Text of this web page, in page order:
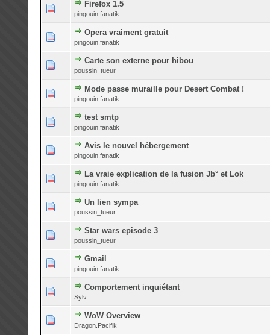
Firefox 1.5
pingouin.fanatik
0 Votes - 0 sur 5 en moyenne
1234 5
Opera vraiment gratuit
pingouin.fanatik
0 Votes - 0 sur 5 en moyenne
12345
Carte son externe pour hibou
poussin_tueur
0 Votes - 0 sur 5 en moyenne
1 23 45
Mode passe muraille pour Desert Combat !
pingouin.fanatik
0 Votes - 0 sur 5 en moyenne
123 45
test smtp
pingouin.fanatik
0 Votes - 0 sur 5 en moyenne
12345
Avis le nouvel hébergement
pingouin.fanatik
0 Votes - 0 sur 5 en moyenne
12 34 5
La vraie explication de la fusion Jb° et Lok
pingouin.fanatik
0 Votes - 0 sur 5 en moyenne
1 2345
Un lien sympa
poussin_tueur
0 Votes - 0 sur 5 en moyenne
1 2345
Star wars episode 3
poussin_tueur
0 Votes - 0 sur 5 en moyenne
12 345
Gmail
pingouin.fanatik
0 Votes - 0 sur 5 en moyenne
1234
Comportement inquiétant
Sylv
0 Votes - 0 sur 5 en moyenne
12345
WoW Overview
Dragon.Pacifik
0 Votes - 0 sur 5 en moyenne
123 45